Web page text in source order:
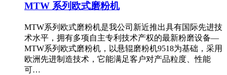
MTW 系列欧式磨粉机
MTW系列欧式磨粉机是我公司新近推出具有国际先进技
术水平，拥有多项自主专利技术产权的最新粉磨设备—
MTW系列欧式磨粉机，以悬辊磨粉机9518为基础，采用
欧洲先进制造技术，它能满足客户对产品粒度、性能
可…